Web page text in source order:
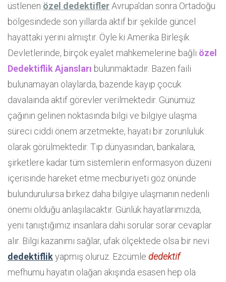
üstlenen özel dedektiflerAvrupa'dan sonra Ortadoğu
bölgesindede son yıllarda aktif bir şekilde güncel
hayattaki yerini almıştır. Öyle ki Amerika Birleşik
Devletlerinde, birçok eyalet mahkemelerine bağlı özel
Dedektiflik Ajansları bulunmaktadır. Bazen faili
bulunamayan olaylarda, bazende kayıp çocuk
davalaında aktif görevler verilmektedir. Günümüz
çağının gelinen noktasında bilgi ve bilgiye ulaşma
süreci ciddi önem arzetmekte, hayati bir zorunluluk
olarak görülmektedir. Tıp dünyasından, bankalara,
şirketlere kadar tüm sistemlerin enformasyon düzeni
içerisinde hareket etme mecburiyeti göz önünde
bulundurulursa birkez daha bilgiye ulaşmanın nedenli
önemi olduğu anlaşılacaktır. Günlük hayatlarımızda,
yeni tanıştığımız insanlara dahi sorular sorar cevaplar
alır. Bilgi kazanımı sağlar, ufak ölçektede olsa bir nevi
dedektiflikyapmış oluruz. Ezcümle dedektif
mefhumu hayatın olağan akışında esasen hep ola